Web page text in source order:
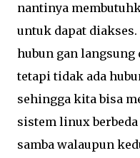
nantinya
untuk dapat
hubun gan
tetapi tidak ada
sehingga kita bisa
sistem linux
samba walaupun